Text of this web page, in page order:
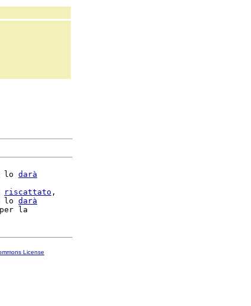
lo darà
riscattato ,
lo darà
License